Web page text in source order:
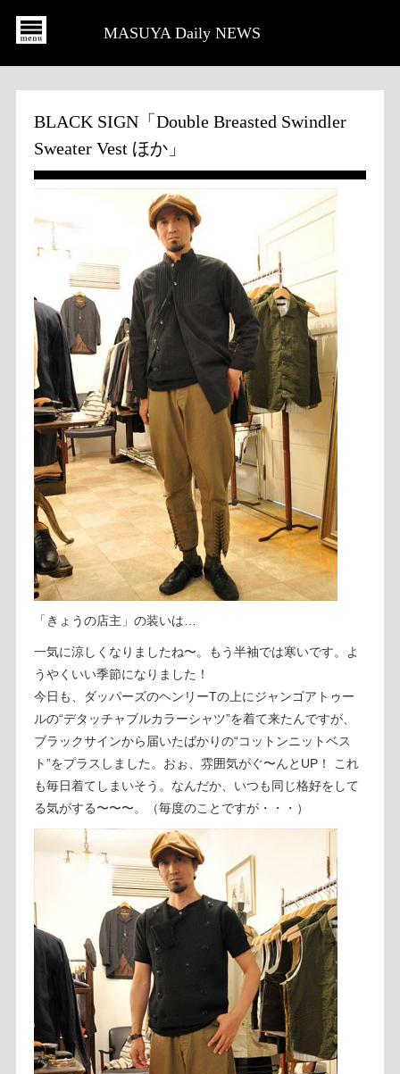
MASUYA Daily NEWS
BLACK SIGN「Double Breasted Swindler
Sweater Vest ほか」
「きょうの店主」の装いは…
一気に涼しくなりましたね〜。もう半袖では寒いです。よ
うやくいい季節になりました！
今日も、ダッパーズのヘンリーTの上にジャンゴアトゥー
ルの“デタッチャブルカラーシャツ”を着て来たんですが、
ブラックサインから届いたばかりの“コットンニットベス
ト”をプラスしました。おぉ、雰囲気がぐ〜んとUP！ これ
も毎日着てしまいそう。なんだか、いつも同じ格好をして
る気がする〜〜〜。（毎度のことですが・・・）